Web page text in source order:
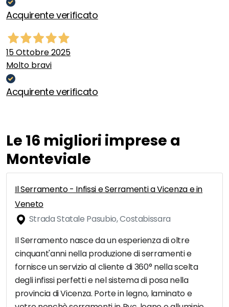
Acquirente verificato
15 Ottobre 2025
Molto bravi
Acquirente verificato
Le 16 migliori imprese a
Monteviale
Il Serramento - Infissi e Serramenti a Vicenza e in
Veneto
Strada Statale Pasubio, Costabissara
Il Serramento nasce da un esperienza di oltre
cinquant'anni nella produzione di serramenti e
fornisce un servizio al cliente di 360° nella scelta
degli infissi perfetti e nel sistema di posa nella
provincia di Vicenza. Porte in legno, laminato e